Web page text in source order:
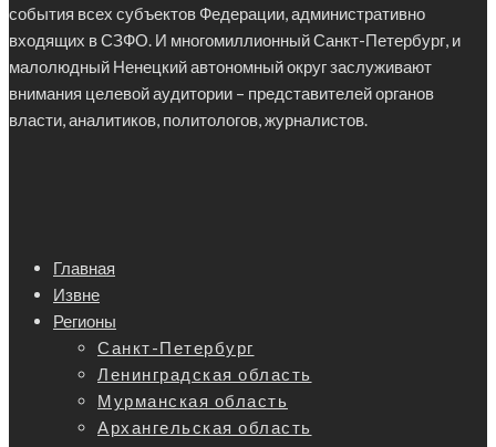
события всех субъектов Федерации, административно
входящих в СЗФО. И многомиллионный Санкт-Петербург, и
малолюдный Ненецкий автономный округ заслуживают
внимания целевой аудитории – представителей органов
власти, аналитиков, политологов, журналистов.
Главная
Извне
Регионы
Санкт-Петербург
Ленинградская область
Мурманская область
Архангельская область